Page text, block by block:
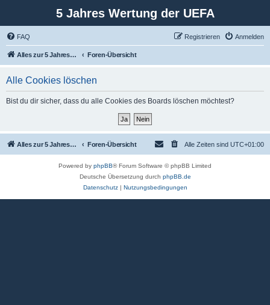
5 Jahres Wertung der UEFA
FAQ Anmelden
Registrieren
Alles zur 5 Jahreswertung / Tabelle der UEFA mit vielen Statistiken. Foren-Übersicht
Alle Cookies löschen
Bist du dir sicher, dass du alle Cookies des Boards löschen möchtest?
Alles zur 5 Jahreswertung / Tabelle der UEFA mit vielen Statistiken. Foren-Übersicht Alle Zeiten sind UTC+01:00
Powered by phpBB® Forum Software © phpBB Limited
Deutsche Übersetzung durch phpBB.de
Datenschutz| Nutzungsbedingungen